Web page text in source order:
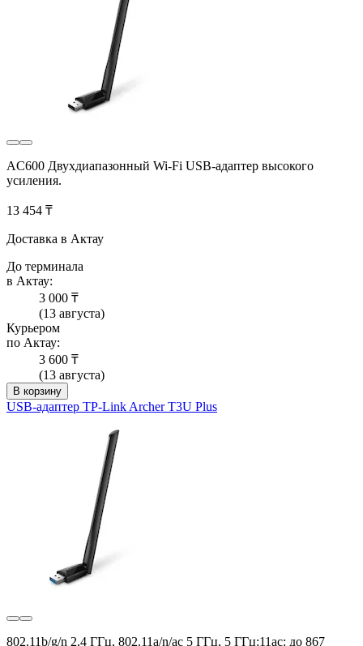
AC600 Двухдиапазонный Wi-Fi USB-адаптер высокого
усиления.
13 454 ₸
Доставка в Актау
До терминала
в Актау:
3 000 ₸
(13 августа)
Курьером
по Актау:
3 600 ₸
(13 августа)
В корзину
USB-адаптер TP-Link Archer T3U Plus
802.11b/g/n 2,4 ГГц, 802.11a/n/ac 5 ГГц, 5 ГГц:11ac: до 867